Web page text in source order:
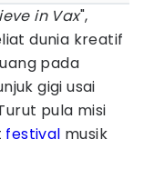
in Vax",
dunia kreatif
pada
gigi usai
pula misi
festival musik